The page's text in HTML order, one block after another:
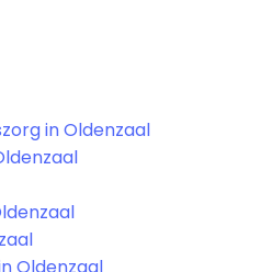
in Oldenzaal